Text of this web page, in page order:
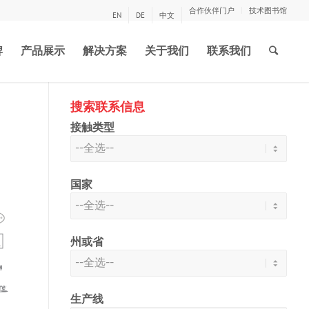
EN DE 中文 合作伙伴门户 技术图书馆
产品展示 解决方案 关于我们 联系我们
搜索联系信息
接触类型
国家
州或省
生产线